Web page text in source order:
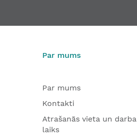
Par mums
Par mums
Kontakti
Atrašanās vieta un darba
laiks